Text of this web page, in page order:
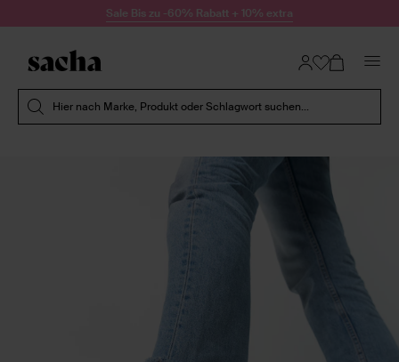
Zum Inhalt springenSale Bis zu -60% Rabatt + 10% extra
Hier nach Marke, Produkt oder Schlagwort suchen...